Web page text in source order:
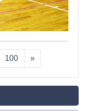
100 »